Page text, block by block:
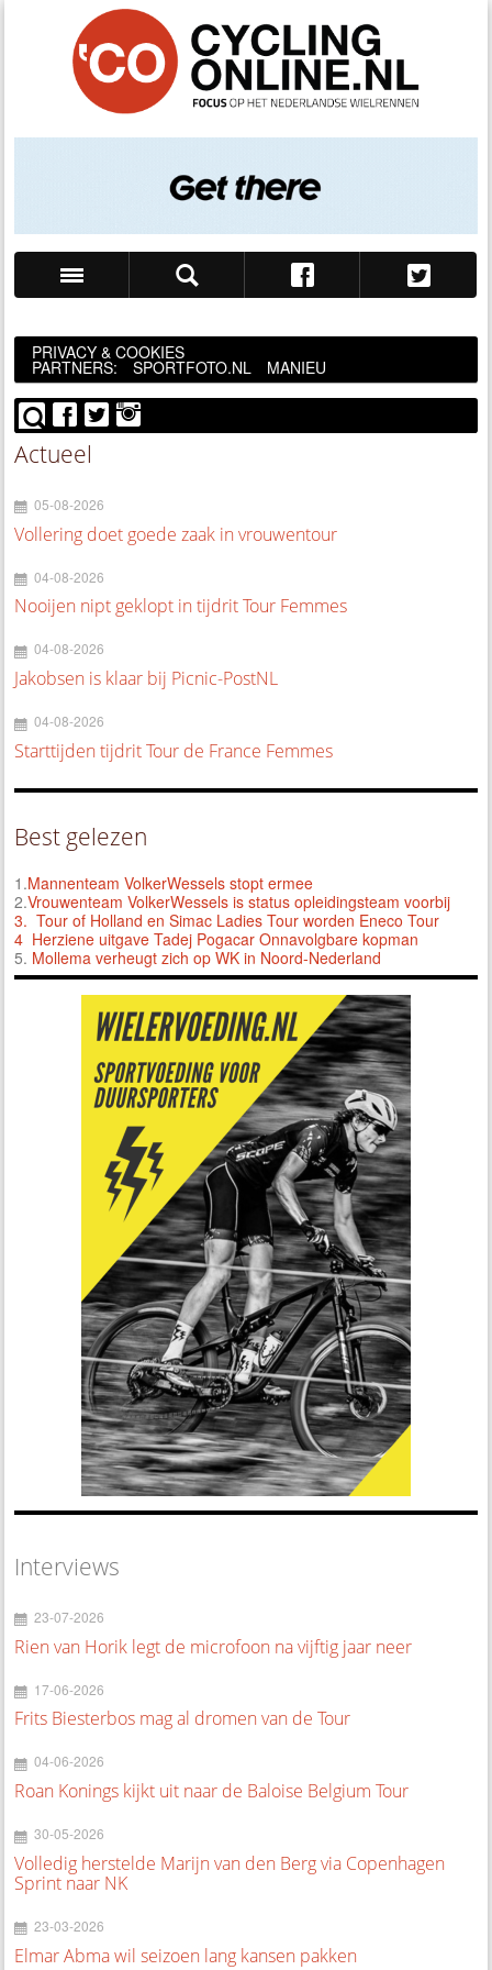
PRIVACY & COOKIES
PARTNERS: SPORTFOTO.NL MANIEU
Actueel
05-08-2026
Vollering doet goede zaak in vrouwentour
04-08-2026
Nooijen nipt geklopt in tijdrit Tour Femmes
04-08-2026
Jakobsen is klaar bij Picnic-PostNL
04-08-2026
Starttijden tijdrit Tour de France Femmes
Best gelezen
1.Mannenteam VolkerWessels stopt ermee
2.Vrouwenteam VolkerWessels is status opleidingsteam voorbij
3. Tour of Holland en Simac Ladies Tour worden Eneco Tour
4 Herziene uitgave Tadej Pogacar Onnavolgbare kopman
5. Mollema verheugt zich op WK in Noord-Nederland
Interviews
23-07-2026
Rien van Horik legt de microfoon na vijftig jaar neer
17-06-2026
Frits Biesterbos mag al dromen van de Tour
04-06-2026
Roan Konings kijkt uit naar de Baloise Belgium Tour
30-05-2026
Volledig herstelde Marijn van den Berg via Copenhagen
Sprint naar NK
23-03-2026
Elmar Abma wil seizoen lang kansen pakken